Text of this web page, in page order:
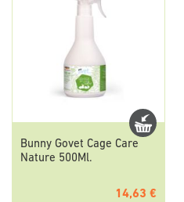
Bunny Govet Cage Care
Nature 500Ml.
14,63 €